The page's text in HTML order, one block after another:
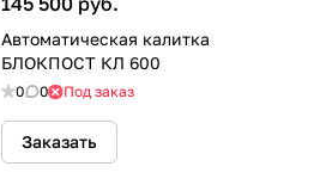
Автоматическая калитка
БЛОКПОСТ КЛ 600
0 0 Под заказ
Заказать